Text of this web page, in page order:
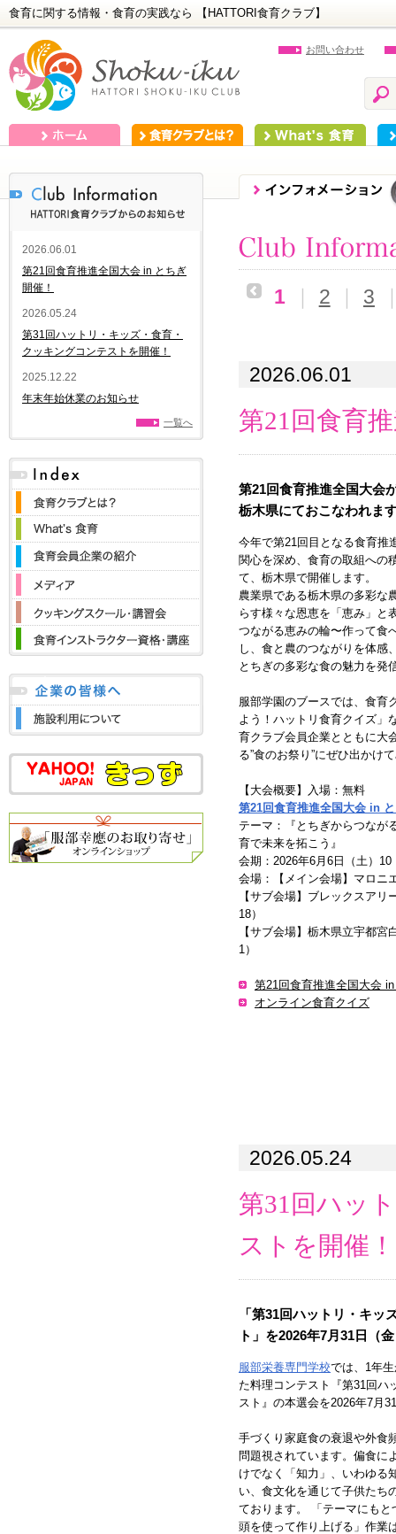
食育に関する情報・食育の実践なら 【HATTORI食育クラブ】
お問い合わせ
1 ｜ 2 ｜ 3
2026.06.01
第21回食育
第21回食育推進全国大会
栃木県にておこなわれま
今年で第21回目となる食育推
関心を深め、食育の取組への
て、栃木県で開催します。
農業県である栃木県の多彩な
らす様々な恩恵を「恵み」と
つながる恵みの輪〜作って食
し、食と農のつながりを体感
とちぎの多彩な食の魅力を発
服部学園のブースでは、食育
よう！ハットリ食育クイズ」
育クラブ会員企業とともに大
る”食のお祭り”にぜひ出かけ
【大会概要】入場：無料
第21回食育推進全国大会 in
テーマ：『とちぎからつなが
育で未来を拓こう』
会期：2026年6月6日（土）10
会場：【メイン会場】マロニ
【サブ会場】ブレックスア
18）
【サブ会場】栃木県立宇都
1）
第21回食育推進全国大会
オンライン食育クイズ
2026.05.24
第31回ハッ
ストを開催！
「第31回ハットリ・キッ
ト」を2026年7月31日（
服部栄養専門学校では、1年
た料理コンテスト『第31回ハ
スト』の本選会を2026年7月
手づくり家庭食の衰退や外食
問題視されています。偏食に
けでなく「知力」、いわゆる
い、食文化を通じて子供たち
ております。 「テーマにも
頭を使って作り上げる」作業
2026.06.01
第21回食育推進全国大会 in とちぎ
開催！
2026.05.24
第31回ハットリ・キッズ・食育・
クッキングコンテストを開催！
2025.12.22
年末年始休業のお知らせ
一覧へ